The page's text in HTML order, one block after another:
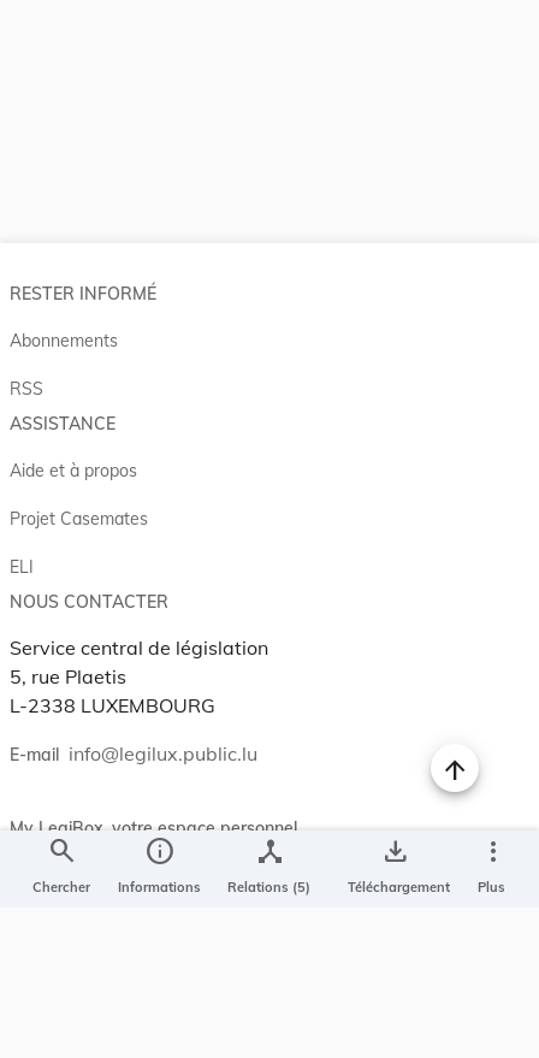
search
Chercher
info
Informations
device_hub
Relations (5)
save_alt
Téléchargement
more_vert
Plus
RESTER INFORMÉ
Abonnements
RSS
ASSISTANCE
Aide et à propos
Projet Casemates
ELI
NOUS CONTACTER
Service central de législation
5, rue Plaetis
L-2338 LUXEMBOURG
E-mail info@legilux.public.lu
My LegiBox , votre espace personnel.
Se connecter